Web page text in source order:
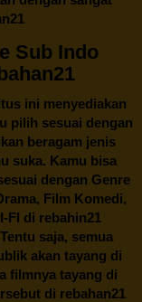
Sub Indo
ini menyediakan
pilih sesuai dengan
beragam jenis
suka. Kamu bisa
dengan Genre
Film Komedi,
FI di rebahin21
saja, semua
akan tayang di
filmnya tayang di
di rebahan21